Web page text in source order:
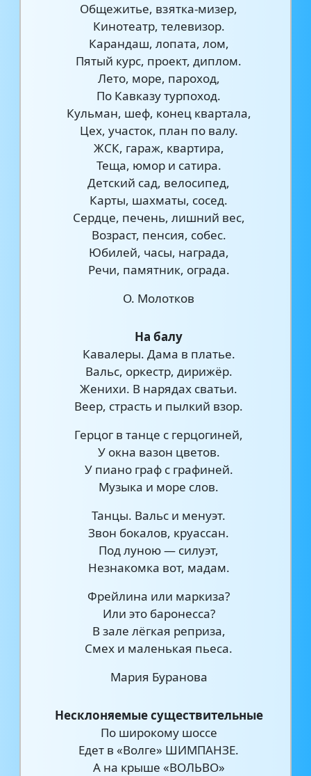
Общежитье, взятка-мизер,
Кинотеатр, телевизор.
Карандаш, лопата, лом,
Пятый курс, проект, диплом.
Лето, море, пароход,
По Кавказу турпоход.
Кульман, шеф, конец квартала,
Цех, участок, план по валу.
ЖСК, гараж, квартира,
Теща, юмор и сатира.
Детский сад, велосипед,
Карты, шахматы, сосед.
Сердце, печень, лишний вес,
Возраст, пенсия, собес.
Юбилей, часы, награда,
Речи, памятник, ограда.
О. Молотков
На балу
Кавалеры. Дама в платье.
Вальс, оркестр, дирижёр.
Женихи. В нарядах сватьи.
Веер, страсть и пылкий взор.
Герцог в танце с герцогиней,
У окна вазон цветов.
У пиано граф с графиней.
Музыка и море слов.
Танцы. Вальс и менуэт.
Звон бокалов, круассан.
Под луною — силуэт,
Незнакомка вот, мадам.
Фрейлина или маркиза?
Или это баронесса?
В зале лёгкая реприза,
Смех и маленькая пьеса.
Мария Буранова
Несклоняемые существительные
По широкому шоссе
Едет в «Волге» ШИМПАНЗЕ.
А на крыше «ВОЛЬВО»